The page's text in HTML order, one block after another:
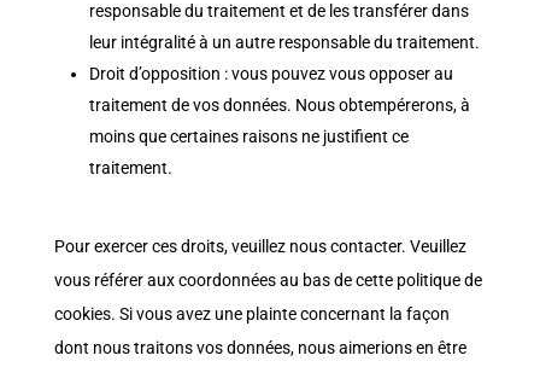
responsable du traitement et de les transférer dans
leur intégralité à un autre responsable du traitement.
Droit d’opposition : vous pouvez vous opposer au
traitement de vos données. Nous obtempérerons, à
moins que certaines raisons ne justifient ce
traitement.
Pour exercer ces droits, veuillez nous contacter. Veuillez
vous référer aux coordonnées au bas de cette politique de
cookies. Si vous avez une plainte concernant la façon
dont nous traitons vos données, nous aimerions en être